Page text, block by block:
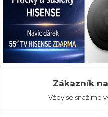
Zákazník
Vždy se snažíme